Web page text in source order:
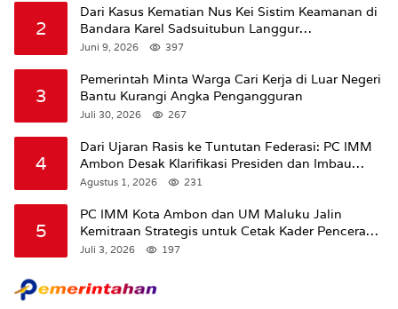
2
Dari Kasus Kematian Nus Kei Sistim Keamanan di
Bandara Karel Sadsuitubun Langgur
Dipertanyakan
Juni 9, 2026 397
3
Pemerintah Minta Warga Cari Kerja di Luar Negeri
Bantu Kurangi Angka Pengangguran
Juli 30, 2026 267
4
Dari Ujaran Rasis ke Tuntutan Federasi: PC IMM
Ambon Desak Klarifikasi Presiden dan Imbau
Tunda Pengibaran Bendera Merah Putih Di
Agustus 1, 2026 231
5
PC IMM Kota Ambon dan UM Maluku Jalin
Kemitraan Strategis untuk Cetak Kader Pencerah
Bangsa “Membangun Peradaban dari Kampus”
Juli 3, 2026 197